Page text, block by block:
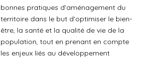
bonnes pratiques d’aménagement du
territoire dans le but d’optimiser le bien-
être, la santé et la qualité de vie de la
population, tout en prenant en compte
les enjeux liés au développement